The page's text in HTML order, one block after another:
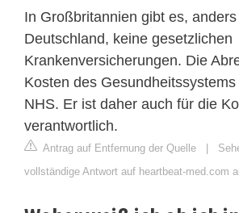
In Großbritannien gibt es,
Deutschland, keine gesetzlichen
Krankenversicherungen. Die
Kosten des
NHS. Er ist daher auch für die
verantwortlich.
Antrag auf Entfernung der Quelle |
vollständige Antwort auf heartbeat-med.com